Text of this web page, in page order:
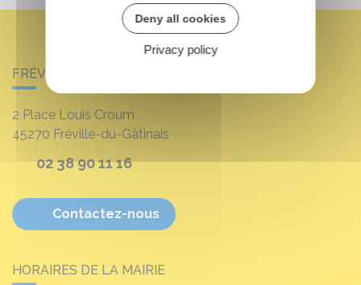
FRÉVILLE-DU-GÂTINAIS
2 Place Louis Croum
45270 Fréville-du-Gâtinais
02 38 90 11 16
Contactez-nous
HORAIRES DE LA MAIRIE
Deny all cookies
Privacy policy